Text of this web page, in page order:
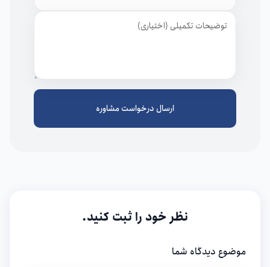
توضیحات
ارسال درخواست مشاوره
نظر خود را ثبت کنید.
موضوع دیدگاه شما